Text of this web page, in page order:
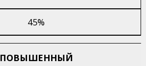
45%
ПОВЫШЕННЫЙ